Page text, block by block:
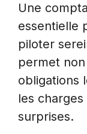
Une
essentielle
piloter
permet
obligations
les charges
surprises.